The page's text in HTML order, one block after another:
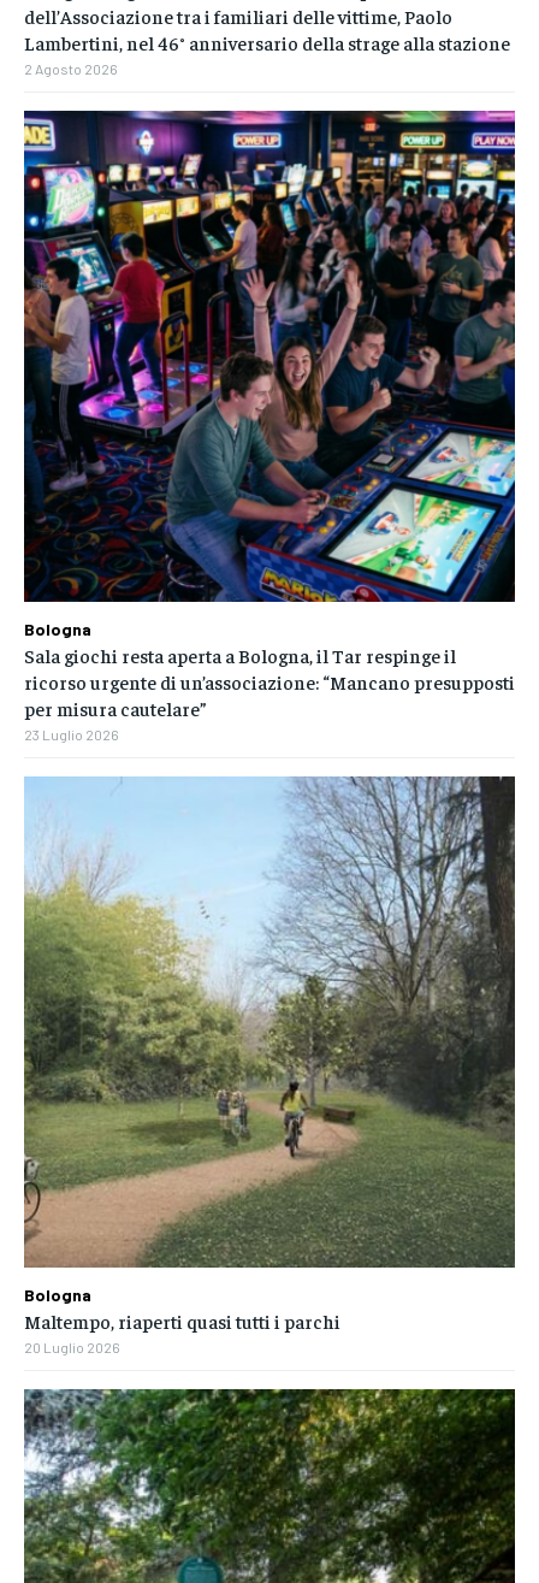
dell’Associazione tra i familiari delle vittime, Paolo
Lambertini, nel 46° anniversario della strage alla stazione
2 Agosto 2026
Bologna
Sala giochi resta aperta a Bologna, il Tar respinge il
ricorso urgente di un’associazione: “Mancano presupposti
per misura cautelare”
23 Luglio 2026
Bologna
Maltempo, riaperti quasi tutti i parchi
20 Luglio 2026